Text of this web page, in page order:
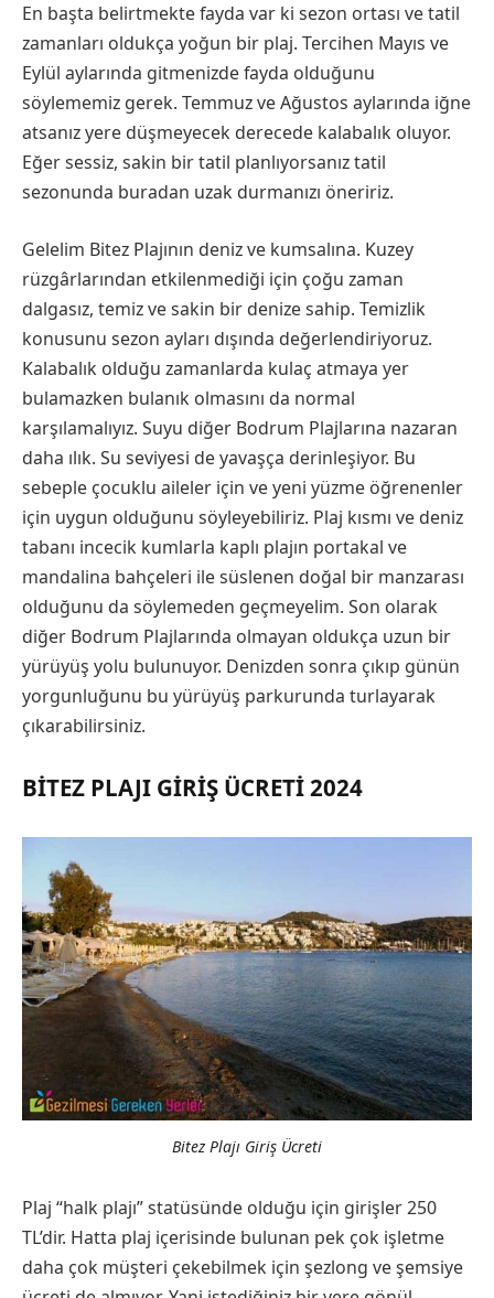
En başta belirtmekte fayda var ki sezon ortası ve tatil
zamanları oldukça yoğun bir plaj. Tercihen Mayıs ve
Eylül aylarında gitmenizde fayda olduğunu
söylememiz gerek. Temmuz ve Ağustos aylarında iğne
atsanız yere düşmeyecek derecede kalabalık oluyor.
Eğer sessiz, sakin bir tatil planlıyorsanız tatil
sezonunda buradan uzak durmanızı öneririz.
Gelelim Bitez Plajının deniz ve kumsalına. Kuzey
rüzgârlarından etkilenmediği için çoğu zaman
dalgasız, temiz ve sakin bir denize sahip. Temizlik
konusunu sezon ayları dışında değerlendiriyoruz.
Kalabalık olduğu zamanlarda kulaç atmaya yer
bulamazken bulanık olmasını da normal
karşılamalıyız. Suyu diğer Bodrum Plajlarına nazaran
daha ılık. Su seviyesi de yavaşça derinleşiyor. Bu
sebeple çocuklu aileler için ve yeni yüzme öğrenenler
için uygun olduğunu söyleyebiliriz. Plaj kısmı ve deniz
tabanı incecik kumlarla kaplı plajın portakal ve
mandalina bahçeleri ile süslenen doğal bir manzarası
olduğunu da söylemeden geçmeyelim. Son olarak
diğer Bodrum Plajlarında olmayan oldukça uzun bir
yürüyüş yolu bulunuyor. Denizden sonra çıkıp günün
yorgunluğunu bu yürüyüş parkurunda turlayarak
çıkarabilirsiniz.
BITEZ PLAJI GIRIŞ ÜCRETI 2024
Bitez Plajı Giriş Ücreti
Plaj “halk plajı” statüsünde olduğu için girişler 250
TL’dir. Hatta plaj içerisinde bulunan pek çok işletme
daha çok müşteri çekebilmek için şezlong ve şemsiye